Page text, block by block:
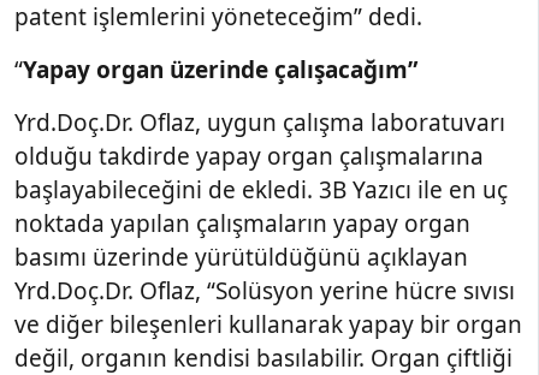
patent işlemlerini yöneteceğim” dedi.
“Yapay organ üzerinde çalışacağım”
Yrd.Doç.Dr. Oflaz, uygun çalışma laboratuvarı
olduğu takdirde yapay organ çalışmalarına
başlayabileceğini de ekledi. 3B Yazıcı ile en uç
noktada yapılan çalışmaların yapay organ
basımı üzerinde yürütüldüğünü açıklayan
Yrd.Doç.Dr. Oflaz, “Solüsyon yerine hücre sıvısı
ve diğer bileşenleri kullanarak yapay bir organ
değil, organın kendisi basılabilir. Organ çiftliği